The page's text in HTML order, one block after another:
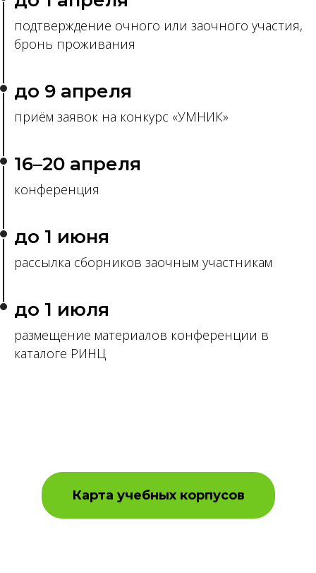
подтверждение очного или заочного участия,
бронь проживания
до 9 апреля
приём заявок на конкурс «УМНИК»
16–20 апреля
конференция
до 1 июня
рассылка сборников заочным участникам
до 1 июля
размещение материалов конференции в
каталоге РИНЦ
Карта учебных корпусов